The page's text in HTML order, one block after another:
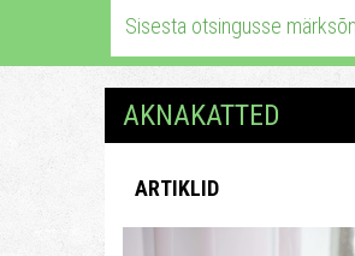
AKNAKATTED
ARTIKLID